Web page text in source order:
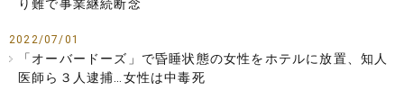
り難で事業継続断念
2022/07/01
「オーバードーズ」で昏睡状態の女性をホテルに放置、知人
医師ら３人逮捕…女性は中毒死